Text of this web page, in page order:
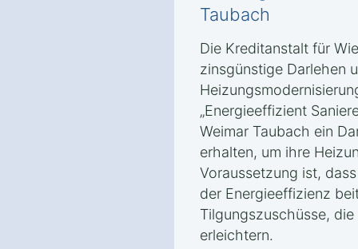
Taubach
Die Kreditanstalt für
zinsgünstige Darlehen
„Energieeffizient
Weimar Taubach ein
erhalten, um ihre
Voraussetzung ist,
der Energieeffizienz
Tilgungszuschüsse,
erleichtern.